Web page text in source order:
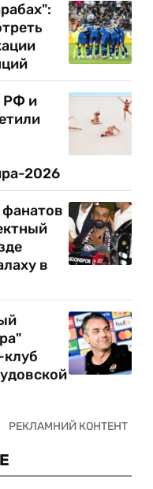
РФ и
2026
в
клуб